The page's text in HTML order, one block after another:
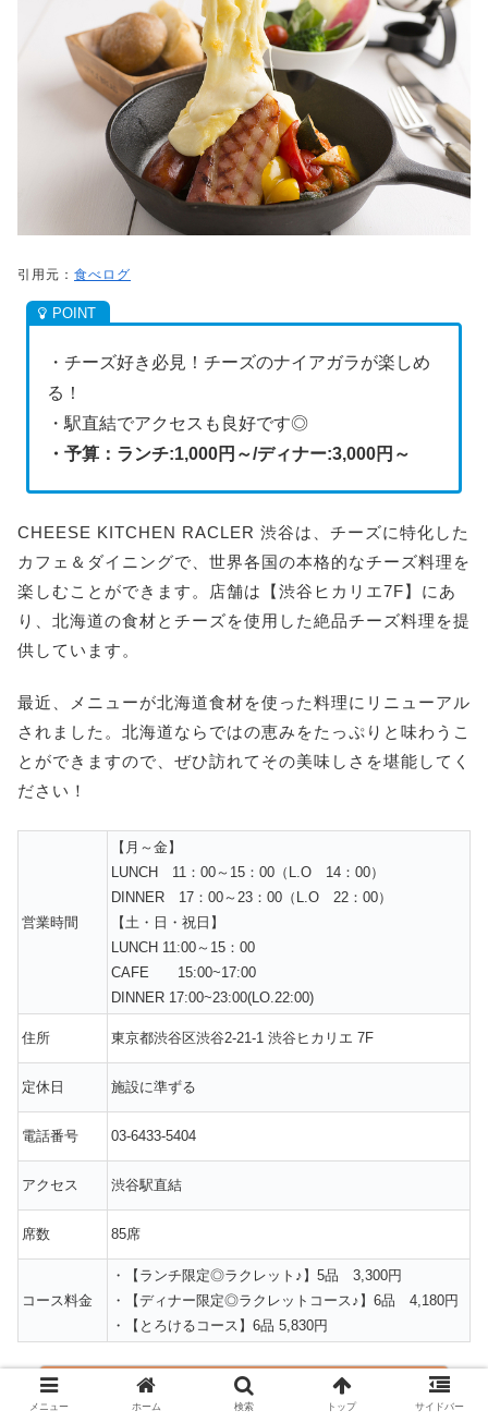
引用元： 食べログ
・チーズ好き必見！チーズのナイアガラが楽しめ
る！
・駅直結でアクセスも良好です◎
・予算：ランチ:1,000円～/ディナー:3,000円～
CHEESE KITCHEN RACLER 渋谷は、チーズに特化した
カフェ＆ダイニングで、世界各国の本格的なチーズ料理を
楽しむことができます。店舗は【渋谷ヒカリエ7F】にあ
り、北海道の食材とチーズを使用した絶品チーズ料理を提
供しています。
最近、メニューが北海道食材を使った料理にリニューアル
されました。北海道ならではの恵みをたっぷりと味わうこ
とができますので、ぜひ訪れてその美味しさを堪能してく
ださい！
営業時間
【月～金】
LUNCH 11：00～15：00（L.O 14：00）
DINNER 17：00～23：00（L.O 22：00）
【土・日・祝日】
LUNCH 11:00～15：00
CAFE 15:00~17:00
DINNER 17:00~23:00(LO.22:00)
住所 東京都渋谷区渋谷2-21-1 渋谷ヒカリエ 7F
定休日 施設に準ずる
電話番号 03-6433-5404
アクセス 渋谷駅直結
席数 85席
コース料金
・【ランチ限定◎ラクレット♪】5品 3,300円
・【ディナー限定◎ラクレットコース♪】6品 4,180円
・【とろけるコース】6品 5,830円
食べログで詳しい情報を見る
メニュー ホーム 検索 トップ サイドバー